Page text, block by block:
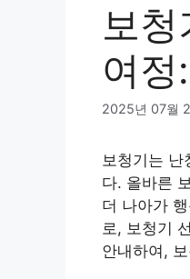
보
여
2025년 07월
보청기는 난
다. 올바른
더 나아가
로, 보청기
안내하여,